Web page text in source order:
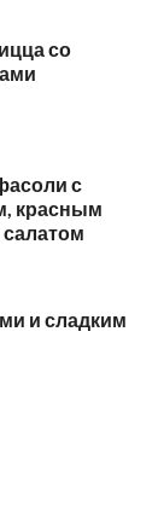
со
с
красным
и сладким